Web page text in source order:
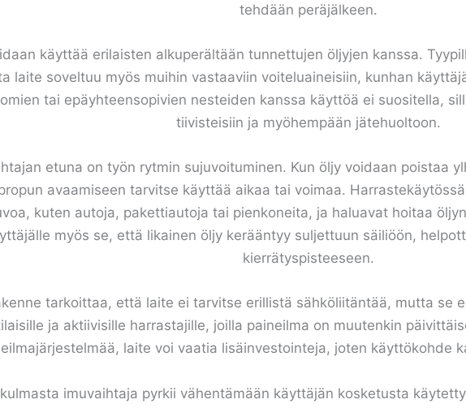
tehdään peräjälkeen.
käyttää erilaisten alkuperältään tunnettujen öljyjen kanssa.
laite soveltuu myös muihin vastaaviin voiteluaineisiin, kunhan
tai epäyhteensopivien nesteiden kanssa käyttöä ei suositella,
tiivisteisiin ja myöhempään jätehuoltoon.
etuna on työn rytmin sujuvoituminen. Kun öljy voidaan poistaa
avaamiseen tarvitse käyttää aikaa tai voimaa.
kuten autoja, pakettiautoja tai pienkoneita, ja haluavat hoitaa
myös se, että likainen öljy kerääntyy suljettuun säiliöön,
kierrätyspisteeseen.
tarkoittaa, että laite ei tarvitse erillistä sähköliitäntää, mutta se
ja aktiivisille harrastajille, joilla paineilma on muutenkin
laite voi vaatia lisäinvestointeja, joten käyttökohde
imuvaihtaja pyrkii vähentämään käyttäjän kosketusta